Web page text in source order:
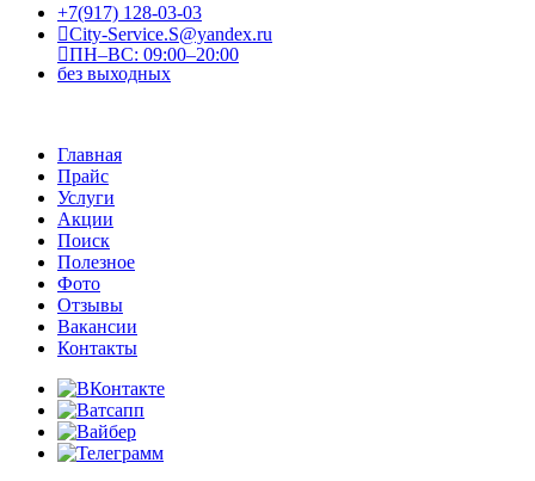
+7(917) 128-03-03
City-Service.S@yandex.ru
ПН–ВС: 09:00–20:00
без выходных
Главная
Прайс
Услуги
Акции
Поиск
Полезное
Фото
Отзывы
Вакансии
Контакты